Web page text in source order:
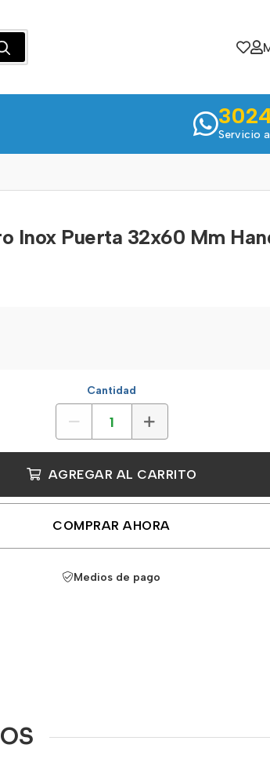
Servicio
Inox Puerta 32x60 Mm
Cantidad
AGREGAR AL CARRITO
COMPRAR AHORA
Medios de pago